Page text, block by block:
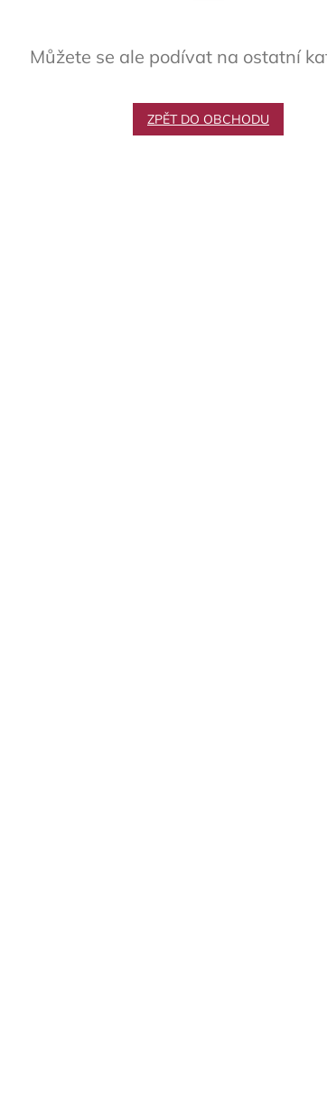
Můžete se ale podívat na ostatní
ZPĚT DO OBCHODU